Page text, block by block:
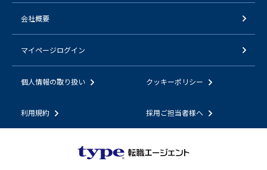
会社概要
マイページログイン
個人情報の取り扱い クッキーポリシー
利用規約 採用ご担当者様へ